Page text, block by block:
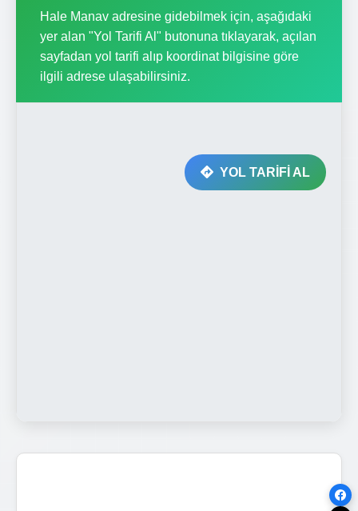
Hale Manav adresine gidebilmek için, aşağıdaki
yer alan "Yol Tarifi Al" butonuna tıklayarak, açılan
sayfadan yol tarifi alıp koordinat bilgisine göre
ilgili adrese ulaşabilirsiniz.
YOL TARİFİ AL